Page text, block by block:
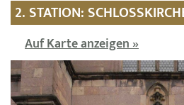
2. STATION:
Auf Karte anzeigen »